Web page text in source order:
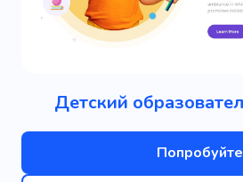
Детский
Попробуйте